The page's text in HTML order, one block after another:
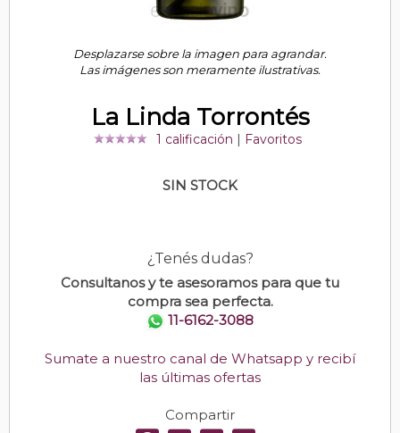
Desplazarse sobre la imagen para agrandar.
Las imágenes son meramente ilustrativas.
La Linda Torrontés
1 calificación Favoritos
SIN STOCK
¿Tenés dudas?
Consultanos y te asesoramos para que tu
compra sea perfecta.
11-6162-3088
Sumate a nuestro canal de Whatsapp y recibí
las últimas ofertas
Compartir